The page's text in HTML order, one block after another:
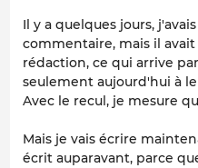
Il y a quelques jours,
commentaire, mais il
rédaction, ce qui arrive
seulement aujourd'hui à
Avec le recul, je mesure
Mais je vais écrire
écrit auparavant, parce